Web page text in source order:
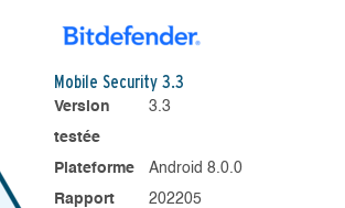
Mobile Security 3.3
Version
testée
3.3
Plateforme
Android 8.0.0
Rapport
202205